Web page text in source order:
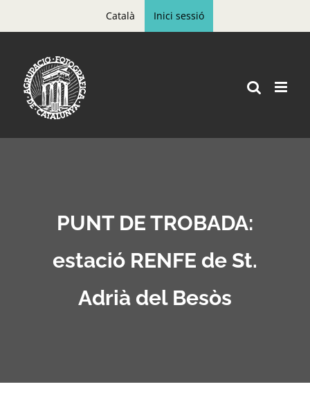
to
content
Català Inici sessió
PUNT DE TROBADA:
estació RENFE de St.
Adrià del Besòs